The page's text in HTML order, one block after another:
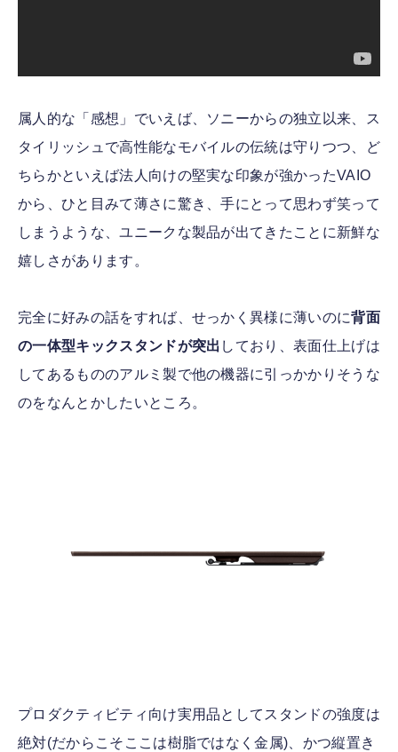
属人的な「感想」でいえば、ソニーからの独立以来、ス
タイリッシュで高性能なモバイルの伝統は守りつつ、ど
ちらかといえば法人向けの堅実な印象が強かったVAIO
から、ひと目みて薄さに驚き、手にとって思わず笑って
しまうような、ユニークな製品が出てきたことに新鮮な
嬉しさがあります。
完全に好みの話をすれば、せっかく異様に薄いのに背面
の一体型キックスタンドが突出 しており、表面仕上げは
してあるもののアルミ製で他の機器に引っかかりそうな
のをなんとかしたいところ。
プロダクティビティ向け実用品としてスタンドの強度は
絶対(だからこそここは樹脂ではなく金属)、かつ縦置き